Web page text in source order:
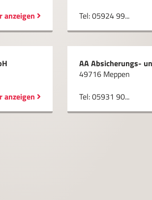
anzeigen
Tel: 05924 99...
anzeigen
AA Absicherungs-
49716 Meppen
Tel: 05931 90...